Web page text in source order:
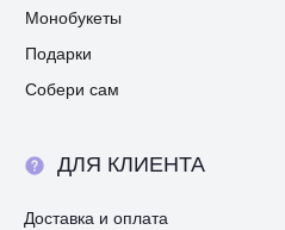
Собери сам
Подарки
Монобукеты
Доставка и оплата
ДЛЯ КЛИЕНТА